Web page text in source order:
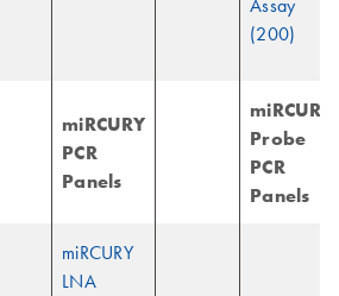
Assay
(200)
miRCURY
PCR
Panels
miRCURY
Probe
PCR
Panels
miRCURY
LNA